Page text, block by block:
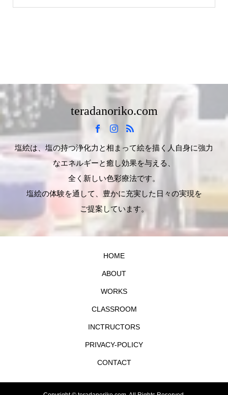
teradanoriko.com
塩絵は、塩の持つ浄化力と相まって絵を描く人自身に強力
なエネルギーと癒し効果を与える、
全く新しい色彩療法です。
塩絵の体験を通して、豊かに充実した日々の実現を
ご提案しています。
HOME
ABOUT
WORKS
CLASSROOM
INCTRUCTORS
PRIVACY-POLICY
CONTACT